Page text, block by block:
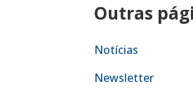
Outras
Notícias
Newsletter